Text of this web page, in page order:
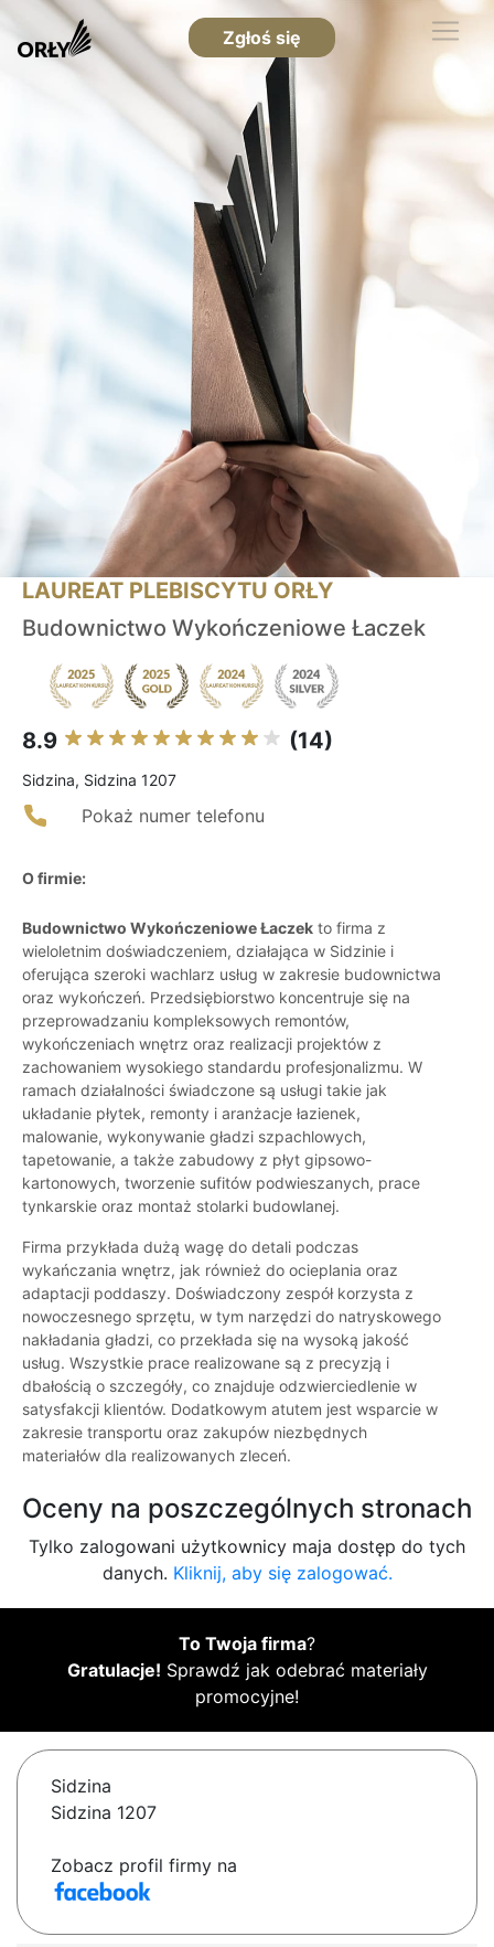
Zgłoś się
LAUREAT PLEBISCYTU ORŁY
Budownictwo Wykończeniowe Łaczek
8.9 (14)
Sidzina, Sidzina 1207
Pokaż numer telefonu
O firmie:
Budownictwo Wykończeniowe Łaczek to firma z
wieloletnim doświadczeniem, działająca w Sidzinie i
oferująca szeroki wachlarz usług w zakresie budownictwa
oraz wykończeń. Przedsiębiorstwo koncentruje się na
przeprowadzaniu kompleksowych remontów,
wykończeniach wnętrz oraz realizacji projektów z
zachowaniem wysokiego standardu profesjonalizmu. W
ramach działalności świadczone są usługi takie jak
układanie płytek, remonty i aranżacje łazienek,
malowanie, wykonywanie gładzi szpachlowych,
tapetowanie, a także zabudowy z płyt gipsowo-
kartonowych, tworzenie sufitów podwieszanych, prace
tynkarskie oraz montaż stolarki budowlanej.
Firma przykłada dużą wagę do detali podczas
wykańczania wnętrz, jak również do ocieplania oraz
adaptacji poddaszy. Doświadczony zespół korzysta z
nowoczesnego sprzętu, w tym narzędzi do natryskowego
nakładania gładzi, co przekłada się na wysoką jakość
usług. Wszystkie prace realizowane są z precyzją i
dbałością o szczegóły, co znajduje odzwierciedlenie w
satysfakcji klientów. Dodatkowym atutem jest wsparcie w
zakresie transportu oraz zakupów niezbędnych
materiałów dla realizowanych zleceń.
Oceny na poszczególnych stronach
Tylko zalogowani użytkownicy maja dostęp do tych
danych. Kliknij, aby się zalogować.
To Twoja firma?
Gratulacje! Sprawdź jak odebrać materiały
promocyjne!
Sidzina
Sidzina 1207
Zobacz profil firmy na